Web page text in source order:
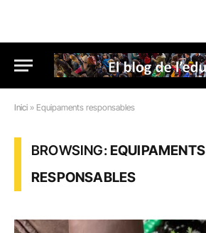
Inici » Equipaments responsables
BROWSING:EQUIPAMENTS
RESPONSABLES